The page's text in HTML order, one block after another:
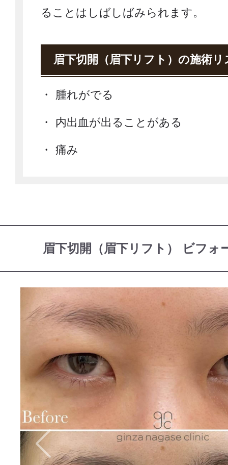
ることはしばしばみられます。
眉下切開（眉下リフト）の施術リ
腫れがでる
内出血が出ることがある
痛み
眉下切開（眉下リフト） ビフォ